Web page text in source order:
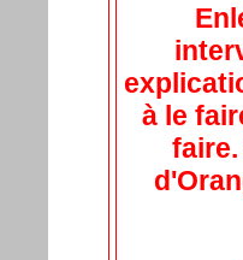
à le